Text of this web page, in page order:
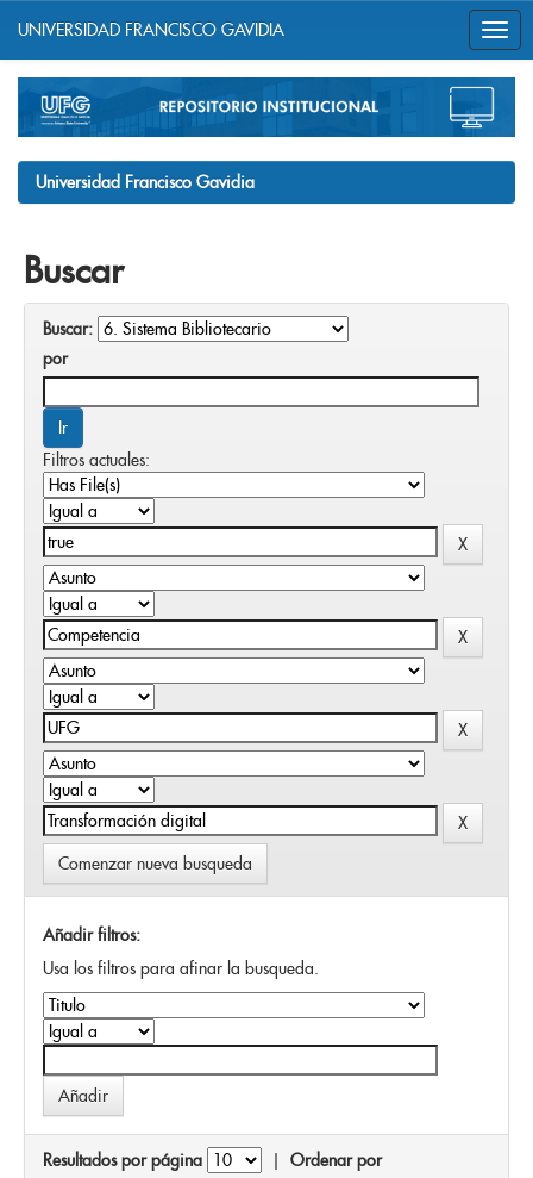
navigation
UNIVERSIDAD FRANCISCO GAVIDIA
Universidad Francisco Gavidia
Buscar
Buscar:
por
Filtros actuales:
Comenzar nueva busqueda
Añadir filtros:
Usa los filtros para afinar la busqueda.
Resultados por página | Ordenar por